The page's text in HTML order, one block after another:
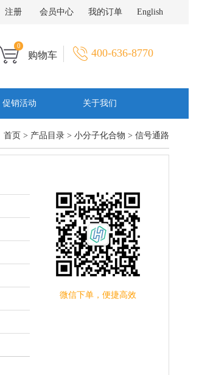
注册 会员中心 我的订单 English
0
购物车 400-636-8770
促销活动 关于我们
首页 > 产品目录 > 小分子化合物 > 信号通路
微信下单，便捷高效